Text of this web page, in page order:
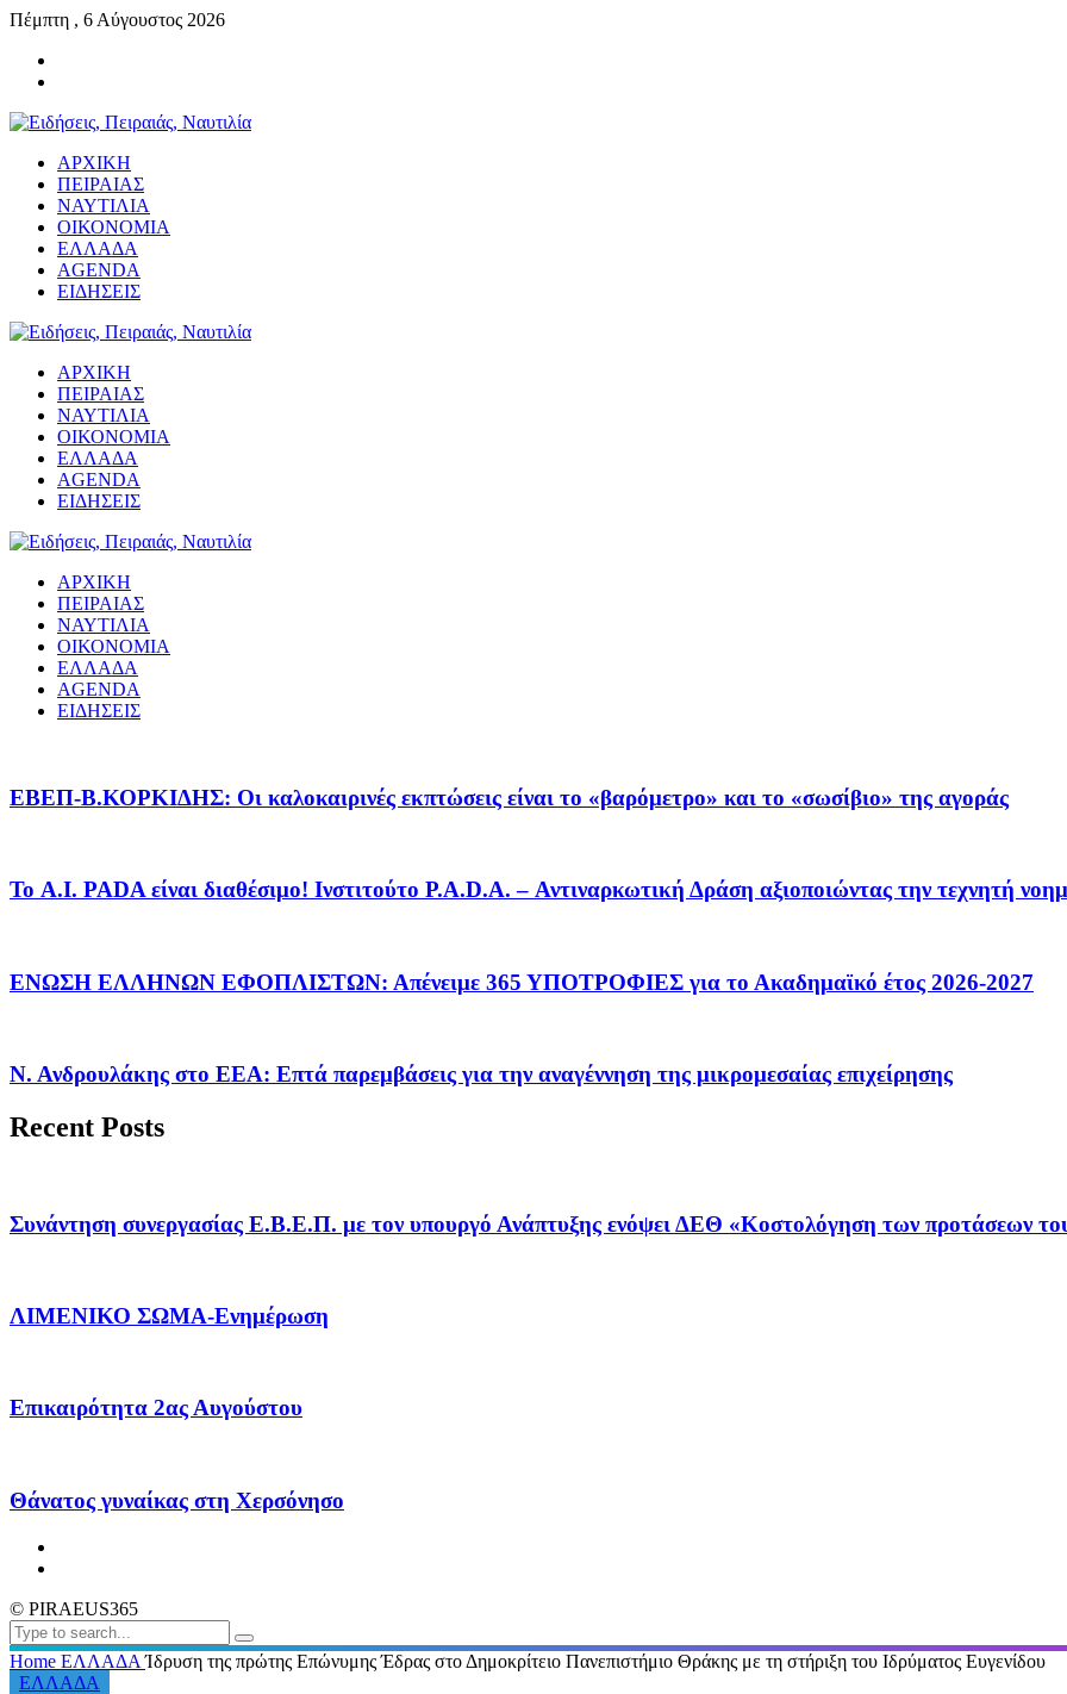
Πέμπτη , 6 Αύγουστος 2026
ΑΡΧΙΚΗ
ΠΕΙΡΑΙΑΣ
ΝΑΥΤΙΛΙΑ
ΟΙΚΟΝΟΜΙΑ
ΕΛΛΑΔΑ
AGENDA
ΕΙΔΗΣΕΙΣ
ΑΡΧΙΚΗ
ΠΕΙΡΑΙΑΣ
ΝΑΥΤΙΛΙΑ
ΟΙΚΟΝΟΜΙΑ
ΕΛΛΑΔΑ
AGENDA
ΕΙΔΗΣΕΙΣ
ΑΡΧΙΚΗ
ΠΕΙΡΑΙΑΣ
ΝΑΥΤΙΛΙΑ
ΟΙΚΟΝΟΜΙΑ
ΕΛΛΑΔΑ
AGENDA
ΕΙΔΗΣΕΙΣ
EΒΕΠ-Β.ΚΟΡΚΙΔΗΣ: Οι καλοκαιρινές εκπτώσεις είναι το «βαρόμετρο» και το «σωσίβιο» της αγοράς
Το A.I. PADA είναι διαθέσιμο! Ινστιτούτο P.A.D.A. – Αντιναρκωτική Δράση αξιοποιώντας την τεχνητή
ΕΝΩΣΗ ΕΛΛΗΝΩΝ ΕΦΟΠΛΙΣΤΩΝ: Απένειμε 365 ΥΠΟΤΡΟΦΙΕΣ για το Ακαδημαϊκό έτος 2026-2027
Ν. Ανδρουλάκης στο ΕΕΑ: Επτά παρεμβάσεις για την αναγέννηση της μικρομεσαίας επιχείρησης
Recent Posts
Συνάντηση συνεργασίας Ε.Β.Ε.Π. με τον υπουργό Ανάπτυξης ενόψει ΔΕΘ «Κοστολόγηση των προτάσεων
ΛΙΜΕΝΙΚΟ ΣΩΜΑ-Ενημέρωση
Επικαιρότητα 2ας Αυγούστου
Θάνατος γυναίκας στη Χερσόνησο
© PIRAEUS365
Home ΕΛΛΑΔΑΊδρυση της πρώτης Επώνυμης Έδρας στο Δημοκρίτειο Πανεπιστήμιο Θράκης με τη στήριξη του Ιδρύματος Ευγενίδου
ΕΛΛΑΔΑ